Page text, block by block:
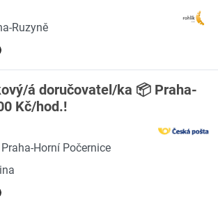
Ruzyně
á doručovatel/ka 📦 Praha-
Kč/hod.!
Horní Počernice